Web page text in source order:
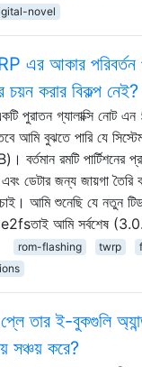
novel
এর আকার পরিবর্তন
করার বিকল্প নেই?
পুরাতন গ্যালাক্সি নোট এন
আমি বুঝতে পারি যে
বর্তমান রমটি পার্টিশনের
ডেটার জন্য জায়গা
আমি শুনেছি যে নতুন
আমি সর্বশেষ
rom-flashing twrp
তার ই-বুকগুলি
সঞ্চয় করে?